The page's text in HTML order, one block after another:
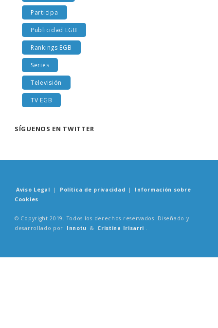
Participa
Publicidad EGB
Rankings EGB
Series
Televisión
TV EGB
SÍGUENOS EN TWITTER
Aviso Legal | Política de privacidad |
Información sobre
Cookies
© Copyright 2019. Todos los derechos reservados. Diseñado y
desarrollado por
Innotu & Cristina Irisarri .